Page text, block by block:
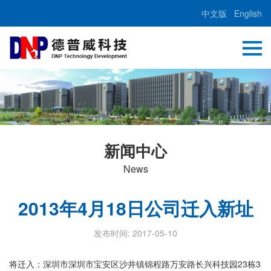
中文版 English
新闻中心
News
2013年4月18日公司迁入新址
发布时间: 2017-05-10
将迁入：深圳市深圳市宝安区沙井镇锦程路万安路长兴科技园23栋3